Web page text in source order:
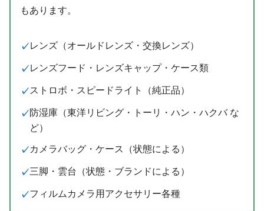
もあります。
レンズ（オールドレンズ・交換レンズ）
レンズフード・レンズキャップ・ケース類
ストロボ・スピードライト（純正品）
防湿庫（東洋リビング・トーリ・ハン・ハクバ な
ど）
カメラバッグ・ケース（状態による）
三脚・雲台（状態・ブランドによる）
フィルムカメラ用アクセサリー各種